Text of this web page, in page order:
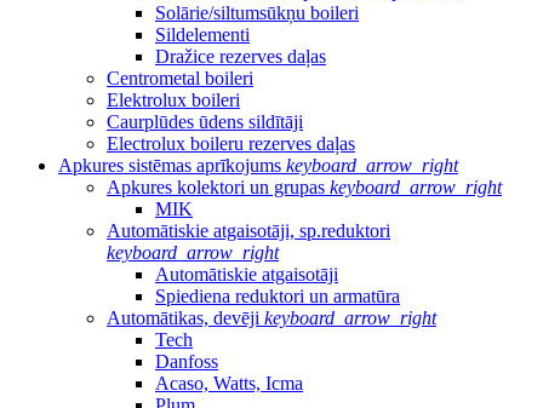
Solārie/siltumsūkņu boileri
Sildelementi
Dražice rezerves daļas
Centrometal boileri
Elektrolux boileri
Caurplūdes ūdens sildītāji
Electrolux boileru rezerves daļas
Apkures sistēmas aprīkojums keyboard_arrow_right
Apkures kolektori un grupas keyboard_arrow_right
MIK
Automātiskie atgaisotāji, sp.reduktori
keyboard_arrow_right
Automātiskie atgaisotāji
Spiediena reduktori un armatūra
Automātikas, devēji keyboard_arrow_right
Tech
Danfoss
Acaso, Watts, Icma